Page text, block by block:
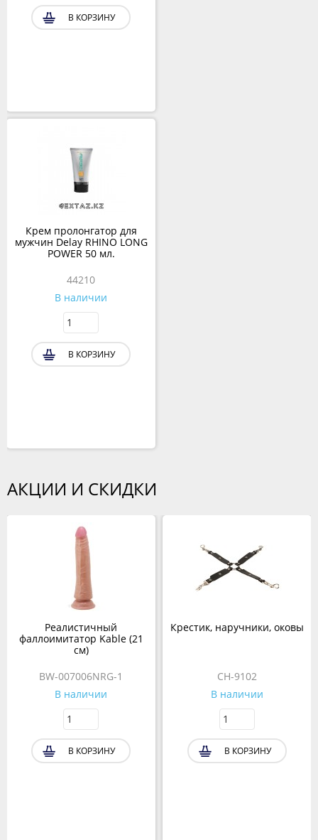
В КОРЗИНУ
Крем пролонгатор для
мужчин Delay RHINO LONG
POWER 50 мл.
44210
В наличии
В КОРЗИНУ
АКЦИИ И СКИДКИ
Реалистичный
фаллоимитатор Kable (21
см)
BW-007006NRG-1
В наличии
В КОРЗИНУ
Крестик, наручники, оковы
CH-9102
В наличии
В КОРЗИНУ